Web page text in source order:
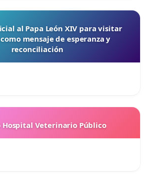
al Papa León XIV para visitar
mensaje de esperanza y
reconciliación
Hospital Veterinario Público